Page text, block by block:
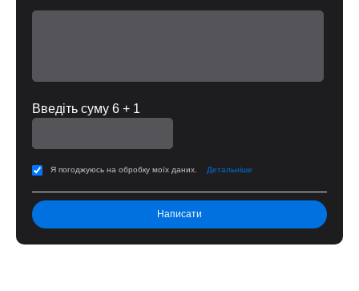
Введіть суму 6 + 1
Я погоджуюсь на обробку моїх даних. Детальніше